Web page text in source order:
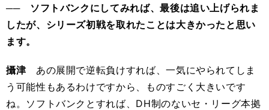
── ソフトバンクにしてみれば、最後は追い上げられま
したが、シリーズ初戦を取れたことは大きかったと思い
ます。
攝津あの展開で逆転負けすれば、一気にやられてしま
う可能性もあるわけですから、ものすごく大きいです
ね。ソフトバンクとすれば、DH制のないセ・リーグ本拠